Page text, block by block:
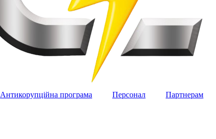
Антикорупційна програма Персонал Партнерам